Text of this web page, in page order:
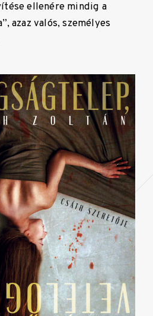
ellenére mindig a
azaz valós, személyes